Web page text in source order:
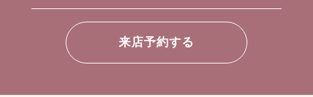
来店予約する